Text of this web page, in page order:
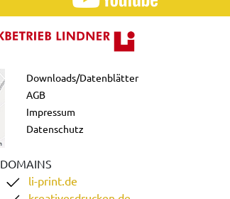
Downloads/Datenblätter
AGB
Impressum
Datenschutz
DOMAINS
li-print.de